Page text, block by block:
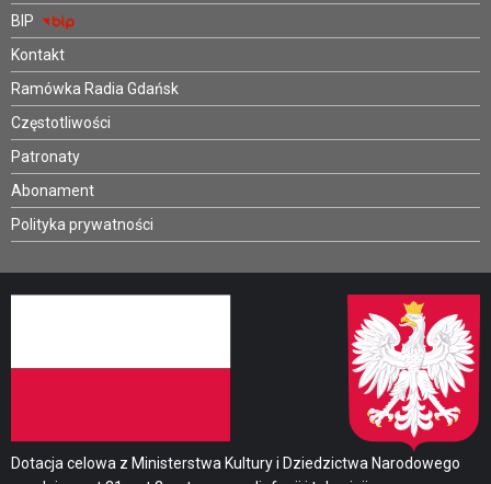
BIP
Kontakt
Ramówka Radia Gdańsk
Częstotliwości
Patronaty
Abonament
Polityka prywatności
Dotacja celowa z Ministerstwa Kultury i Dziedzictwa Narodowego